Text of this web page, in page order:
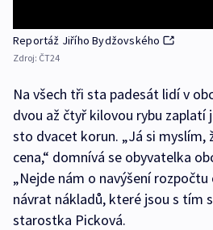
Reportáž Jiřího Bydžovského
Zdroj: ČT24
Na všech tři sta padesát lidí v
dvou až čtyř kilovou rybu zaplatí
sto dvacet korun. „Já si myslím,
cena,“ domnívá se obyvatelka
„Nejde nám o navýšení rozpočtu
návrat nákladů, které jsou s tím
starostka Picková.